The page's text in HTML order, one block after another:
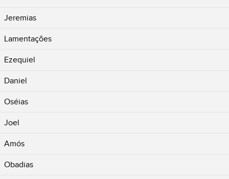
Jeremias
Lamentações
Ezequiel
Daniel
Oséias
Joel
Amós
Obadias